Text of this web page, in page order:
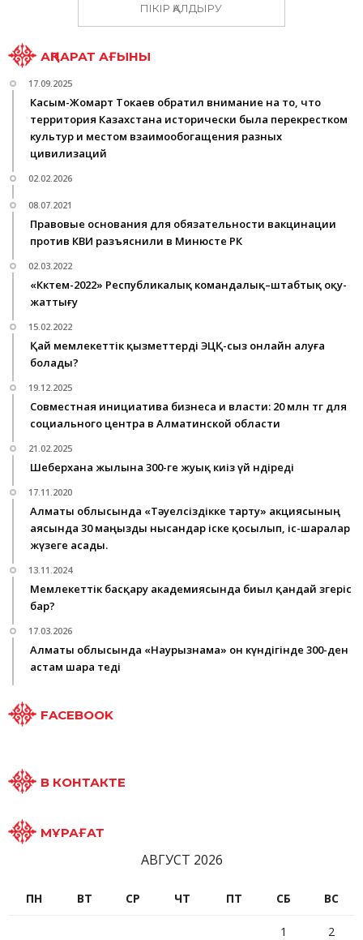
ПІКІР ҚАЛДЫРУ
АҚПАРАТ АҒЫНЫ
17.09.2025
Касым-Жомарт Токаев обратил внимание на то, что
территория Казахстана исторически была перекрестком
культур и местом взаимообогащения разных
цивилизаций
02.02.2026
08.07.2021
Правовые основания для обязательности вакцинации
против КВИ разъяснили в Минюсте РК
02.03.2022
«Көктем-2022» Республикалық командалық–штабтық оқу-
жаттығу
15.02.2022
Қай мемлекеттік қызметтерді ЭЦҚ-сыз онлайн алуға
болады?
19.12.2025
Совместная инициатива бизнеса и власти: 20 млн тг для
социального центра в Алматинской области
21.02.2025
Шеберхана жылына 300-ге жуық киіз үй өндіреді
17.11.2020
Алматы облысында «Тәуелсіздікке тарту» акциясының
аясында 30 маңызды нысандар іске қосылып, іс-шаралар
жүзеге асады.
13.11.2024
Мемлекеттік басқару академиясында биыл қандай өзгеріс
бар?
17.03.2026
Алматы облысында «Наурызнама» он күндігінде 300-ден
астам шара өтеді
FACEBOOK
В КОНТАКТЕ
МҰРАҒАТ
АВГУСТ 2026
ПН ВТ СР ЧТ ПТ СБ ВС
1 2